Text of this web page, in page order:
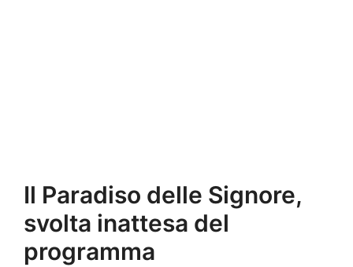
Il Paradiso delle Signore,
svolta inattesa del
programma